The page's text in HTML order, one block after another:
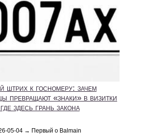
штрих к госномеру: зачем
превращают «знаки» в визитки
здесь грань закона
05-04 → Первый о Balmain